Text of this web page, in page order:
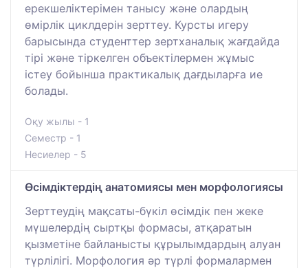
ерекшеліктерімен танысу және олардың
өмірлік циклдерін зерттеу. Курсты игеру
барысында студенттер зертханалық жағдайда
тірі және тіркелген объектілермен жұмыс
істеу бойынша практикалық дағдыларға ие
болады.
Оқу жылы - 1
Семестр - 1
Несиелер - 5
Өсімдіктердің анатомиясы мен морфологиясы
Зерттеудің мақсаты-бүкіл өсімдік пен жеке
мүшелердің сыртқы формасы, атқаратын
қызметіне байланысты құрылымдардың алуан
түрлілігі. Морфология әр түрлі формалармен